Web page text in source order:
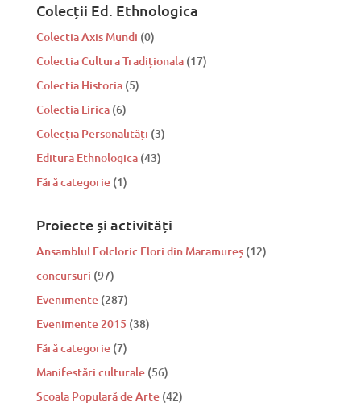
Colecții Ed. Ethnologica
Colectia Axis Mundi (0)
Colectia Cultura Tradiționala (17)
Colectia Historia (5)
Colectia Lirica (6)
Colecția Personalități (3)
Editura Ethnologica (43)
Fără categorie (1)
Proiecte și activități
Ansamblul Folcloric Flori din Maramureș(12)
concursuri (97)
Evenimente(287)
Evenimente 2015 (38)
Fără categorie(7)
Manifestări culturale(56)
Scoala Populară de Arte(42)